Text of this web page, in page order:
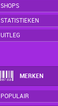
SHOPS
STATISTIEKEN
UITLEG
MERKEN
POPULAIR